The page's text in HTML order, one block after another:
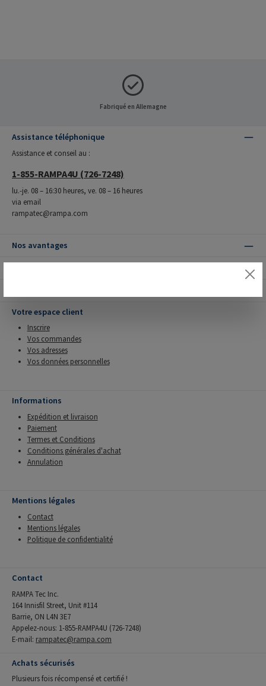
Fabriqué en Allemagne
Assistance téléphonique
Assistance et conseil au :
1-855-RAMPA4U (726-7248)
lu.-je. 08 – 16:30 heures, ve. 08 – 16 heures
via email
rampatec@rampa.com
Nos avantages
Votre espace client
Inscrire
Vos commandes
Vos adresses
Vos données personnelles
Informations
Expédition et livraison
Paiement
Termes et Conditions
Conditions générales d'achat
Annulation
Mentions légales
Contact
Mentions légales
Politique de confidentialité
Contact
RAMPA Tec Inc.
164 Innisfil Street, Unit #114
Barrie, ON L4N 3E7
Appelez-nous: 1-855-RAMPA4U (726-7248)
E-mail: rampatec@rampa.com
Achats sécurisés
Plusieurs fois récompensé et certifié !